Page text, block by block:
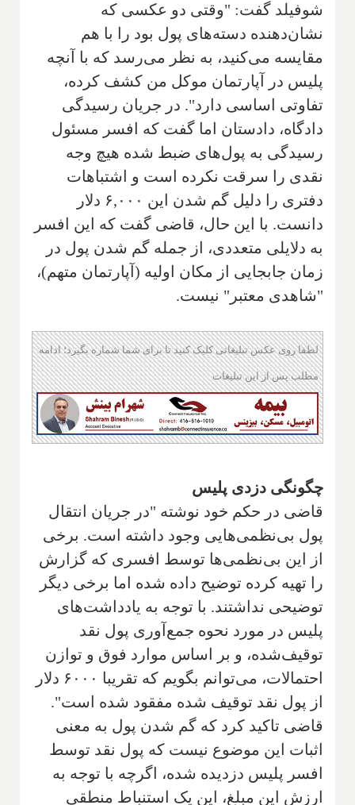
شوفیلد گفت: "وقتی دو عکسی که
نشان‌دهنده دسته‌های پول بود را با هم
مقایسه می‌کنید، به نظر می‌رسد که با آنچه
پلیس در آپارتمان موکل من کشف کرده،
تفاوتی اساسی دارد". در جریان رسیدگی
دادگاه، دادستان اما گفت که افسر مسئول
رسیدگی به پول‌های ضبط شده هیچ وجه
نقدی را سرقت نکرده است و اشتباهات
دفتری را دلیل گم شدن این ۶,۰۰۰ دلار
دانست. با این حال، قاضی گفت که این افسر
به دلایلی متعددی، از جمله گم شدن پول در
زمان جابجایی از مکان اولیه (آپارتمان متهم)،
"شاهدی معتبر" نیست.
لطفا روی عکس تبلیغاتی کلیک کنید تا برای شما شماره بگیرد؛ ادامه
مطلب پس از این تبلیغات
چگونگی دزدی پلیس
قاضی در حکم خود نوشته "در جریان انتقال
پول بی‌نظمی‌هایی وجود داشته است. برخی
از این بی‌نظمی‌ها توسط افسری که گزارش
را تهیه کرده توضیح داده شده اما برخی دیگر
توضیحی نداشتند. با توجه به یادداشت‌های
پلیس در مورد نحوه جمع‌آوری پول نقد
توقیف‌شده، و بر اساس موارد فوق و توازن
احتمالات، می‌توانم بگویم که تقریبا ۶۰۰۰ دلار
از پول نقد توقیف شده مفقود شده است".
قاضی تاکید کرد که گم شدن پول به معنی
اثبات این موضوع نیست که پول نقد توسط
افسر پلیس دزدیده شده، اگرچه با توجه به
ارزش این مبلغ، این یک استنباط منطقی